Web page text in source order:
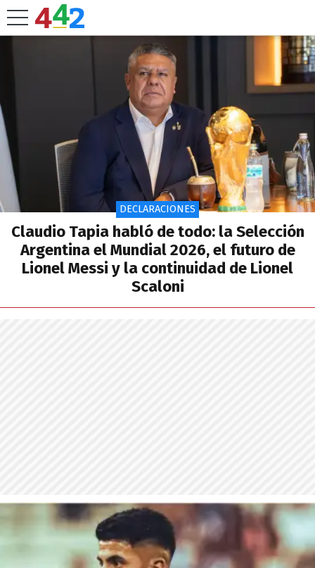
DECLARACIONES
Claudio Tapia habló de todo: la Selección
Argentina el Mundial 2026, el futuro de
Lionel Messi y la continuidad de Lionel
Scaloni